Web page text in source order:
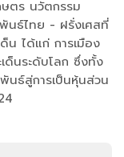
ษตร นวัตกรรม
นธ์ไทย - ฝรั่งเศสที่
น ได้แก่ การเมือง
ด็นระดับโลก ซึ่งทั้ง
นธ์สู่การเป็นหุ้นส่วน